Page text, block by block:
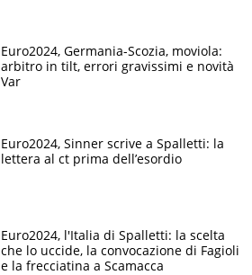
Euro2024, Germania-Scozia, moviola:
arbitro in tilt, errori gravissimi e novità
Var
Euro2024, Sinner scrive a Spalletti: la
lettera al ct prima dell’esordio
Euro2024, l'Italia di Spalletti: la scelta
che lo uccide, la convocazione di Fagioli
e la frecciatina a Scamacca